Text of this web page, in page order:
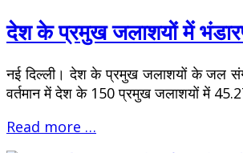
देश के प्रमुख जलाशयों में
नई दिल्ली। देश के प्रमुख जलाशयों के जल
वर्तमान में देश के 150 प्रमुख जलाशयों में
Read more …